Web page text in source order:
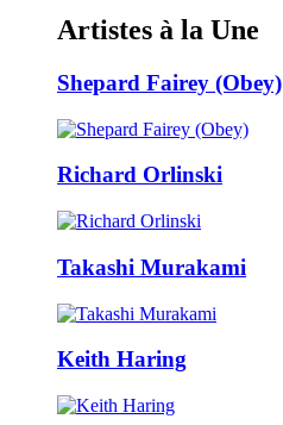
Artistes à la Une
Shepard Fairey (Obey)
Richard Orlinski
Takashi Murakami
Keith Haring